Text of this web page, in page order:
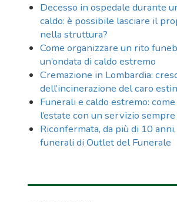
Decesso in ospedale durante
caldo: è possibile lasciare il
nella struttura?
Come organizzare un rito
un’ondata di caldo estremo
Cremazione in Lombardia:
dell’incinerazione del caro
Funerali e caldo estremo:
l’estate con un servizio
Riconfermata, da più di 10
funerali di Outlet del Funerale